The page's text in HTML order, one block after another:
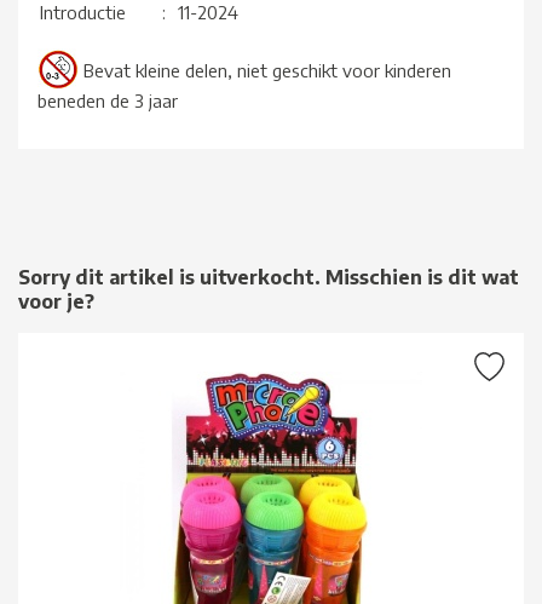
Introductie
: 11-2024
Bevat kleine delen, niet geschikt voor kinderen
beneden de 3 jaar
Sorry dit artikel is uitverkocht. Misschien is dit wat
voor je?